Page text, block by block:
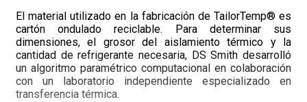
El material utilizado en la fabricación de TailorTemp® es
cartón ondulado reciclable. Para determinar sus
dimensiones, el grosor del aislamiento térmico y la
cantidad de refrigerante necesaria, DS Smith desarrolló
un algoritmo paramétrico computacional en colaboración
con un laboratorio independiente especializado en
transferencia térmica.